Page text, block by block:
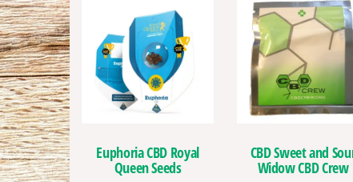
Euphoria CBD Royal
Queen Seeds
CBD Sweet and
Widow CBD Crew